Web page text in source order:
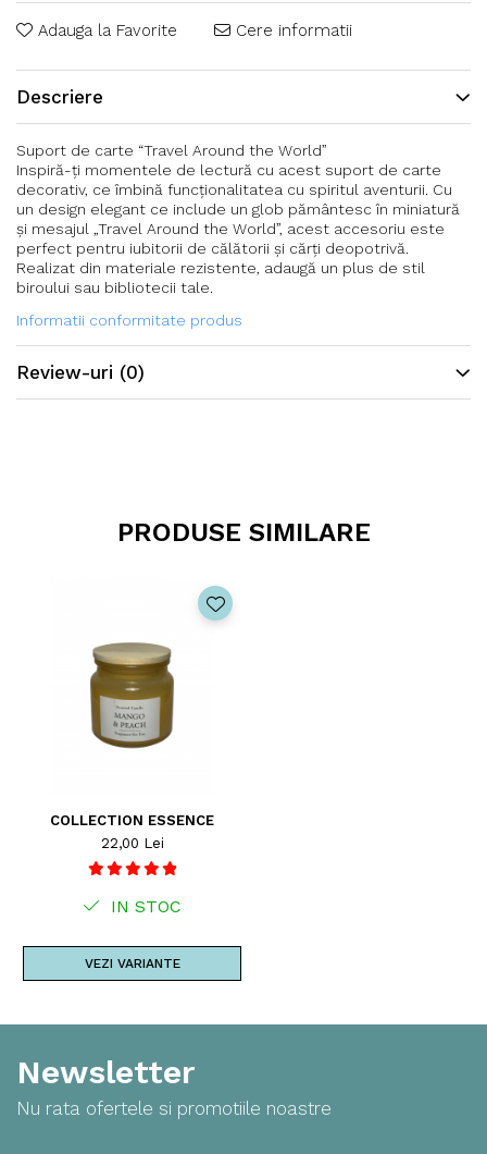
Adauga la Favorite Cere informatii
Descriere
Suport de carte “Travel Around the World”
Inspiră-ți momentele de lectură cu acest suport de carte
decorativ, ce îmbină funcționalitatea cu spiritul aventurii. Cu
un design elegant ce include un glob pământesc în miniatură
și mesajul „Travel Around the World”, acest accesoriu este
perfect pentru iubitorii de călătorii și cărți deopotrivă.
Realizat din materiale rezistente, adaugă un plus de stil
biroului sau bibliotecii tale.
Informatii conformitate produs
Review-uri (0)
PRODUSE SIMILARE
COLLECTION ESSENCE
22,00 Lei
IN STOC
VEZI VARIANTE
Newsletter
Nu rata ofertele si promotiile noastre